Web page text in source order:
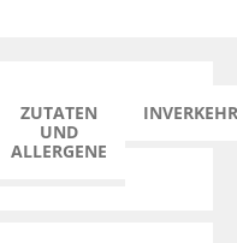
ZUTATEN
UND
ALLERGENE